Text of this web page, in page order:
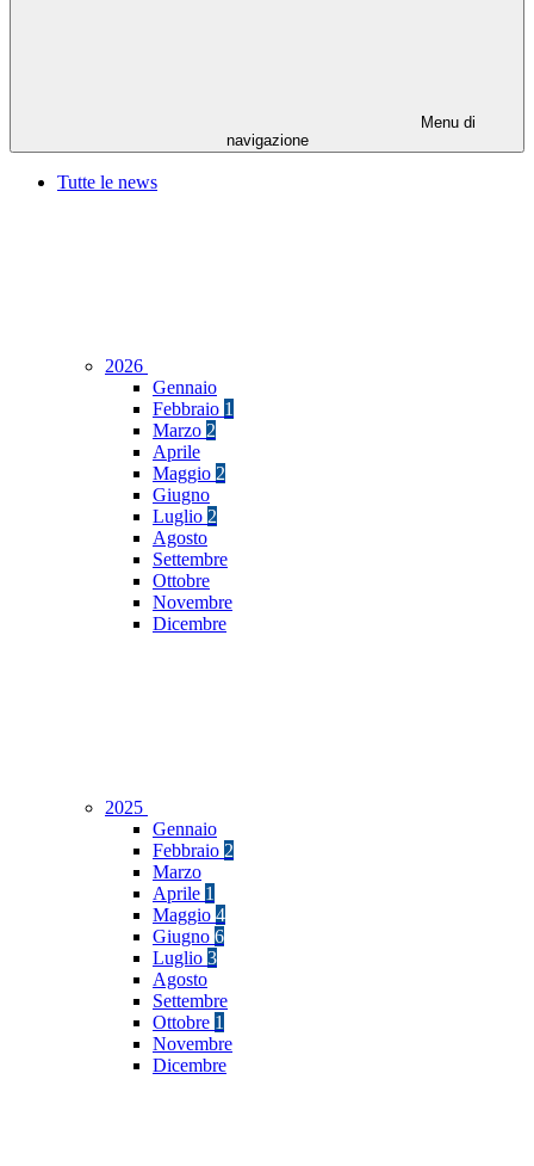
Menu di
navigazione
Tutte le news
2026
Gennaio
Febbraio 1
Marzo 2
Aprile
Maggio 2
Giugno
Luglio 2
Agosto
Settembre
Ottobre
Novembre
Dicembre
2025
Gennaio
Febbraio 2
Marzo
Aprile 1
Maggio 4
Giugno 6
Luglio 3
Agosto
Settembre
Ottobre 1
Novembre
Dicembre